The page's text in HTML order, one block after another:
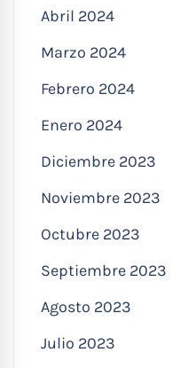
Abril 2024
Marzo 2024
Febrero 2024
Enero 2024
Diciembre 2023
Noviembre 2023
Octubre 2023
Septiembre 2023
Agosto 2023
Julio 2023